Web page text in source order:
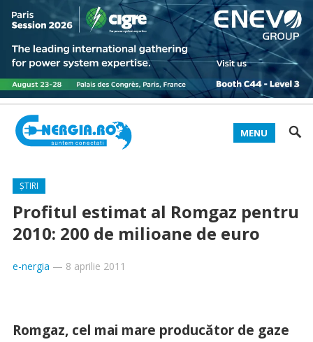
MENU
ȘTIRI
Profitul estimat al Romgaz pentru
2010: 200 de milioane de euro
e-nergia — 8 aprilie 2011
Romgaz, cel mai mare producător de gaze